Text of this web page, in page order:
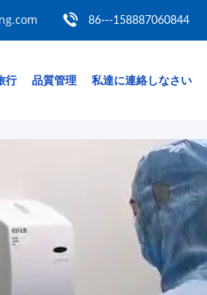
86---158887060844
行 品質管理 私達に連絡しなさい